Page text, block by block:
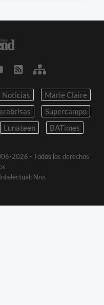
Noticias
Marie Claire
Supercampo
Lunateen BATimes
2026 - Todos los derechos
Nro.